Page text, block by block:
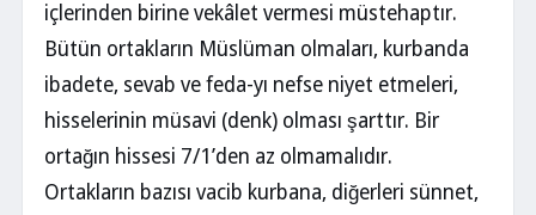
içlerinden birine vekâlet vermesi müstehaptır.
Bütün ortakların Müslüman olmaları, kurbanda
ibadete, sevab ve feda-yı nefse niyet etmeleri,
hisselerinin müsavi (denk) olması şarttır. Bir
ortağın hissesi 7/1’den az olmamalıdır.
Ortakların bazısı vacib kurbana, diğerleri sünnet,